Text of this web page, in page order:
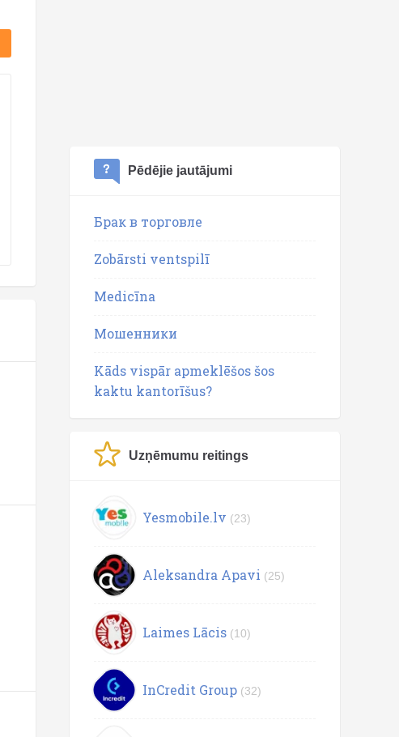
Pēdējie jautājumi
Брак в торговле
Zobārsti ventspilī
Medicīna
Мошенники
Kāds vispār apmeklēšos šos
kaktu kantorīšus?
Uzņēmumu reitings
Yesmobile.lv (23)
Aleksandra Apavi (25)
Laimes Lācis (10)
InCredit Group (32)